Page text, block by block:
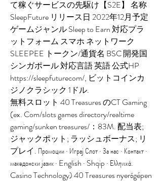
て稼ぐサービスの先駆け【S2E】 名称
SleepFuture リリース日 2022年12月予定
ゲームジャンル Sleep to Earn 対応プラ
ットフォーム スマホ ネットワーク
SLEEPEE トークン/通貨名 BSC 開発国
シンガポール 対応言語 英語 公式HP
https://sleepfuturecom/, ビットコインカ
ジノクラシック 1ドル.
無料スロット 40 Treasures のCT Gaming
(ex. Com/slots games directory/realtime
gaming/sunken treasures/：83M. 配当表;
ジャックポット; ラッシュボーナス; リ
プレイ. Промоции · Играј Слот · За нас · Контакт ·
македонски јазик · English · Shqip · Ελληνικά.
Casino Technology) 40 Treasures nyerőgépen